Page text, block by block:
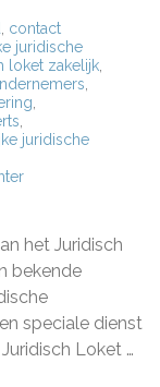
, contact
juridische
loket zakelijk,
,
,
,
juridische
op
Zakelijk:
Expertise
voor
Ondernemers
het Juridisch
bekende
speciale dienst
Loket …